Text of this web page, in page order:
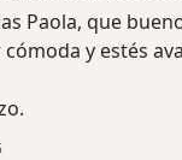
Paola, que
y estés